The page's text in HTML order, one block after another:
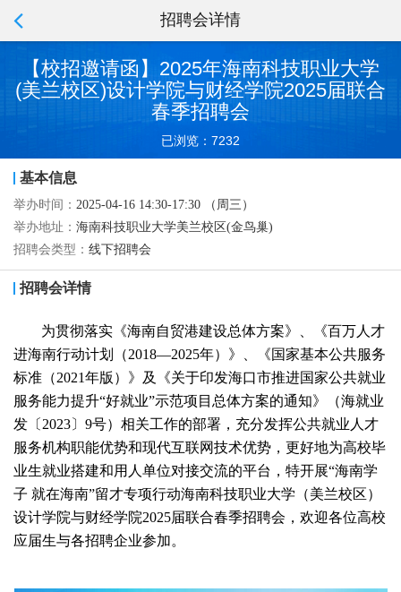
招聘会详情
【校招邀请函】2025年海南科技职业大学
(美兰校区)设计学院与财经学院2025届联合
春季招聘会
已浏览：7232
基本信息
举办时间： 2025-04-16 14:30-17:30 （周三）
举办地址： 海南科技职业大学美兰校区(金鸟巢)
招聘会类型： 线下招聘会
招聘会详情
为贯彻落实《海南自贸港建设总体方案》、《百万人才
进海南行动计划（2018—2025年）》、《国家基本公共服务
标准（2021年版）》及《关于印发海口市推进国家公共就业
服务能力提升“好就业”示范项目总体方案的通知》（海就业
发〔 2023〕 9号）相关工作的部署，充分发挥公共就业人才
服务机构职能优势和现代互联网技术优势，更好地为高校毕
业生就业搭建和用人单位对接交流的平台，特开展“海南学
子 就在海南”留才专项行动海南科技职业大学（美兰校区）
设计学院与财经学院2025届联合春季招聘会，欢迎各位高校
应届生与各招聘企业参加。